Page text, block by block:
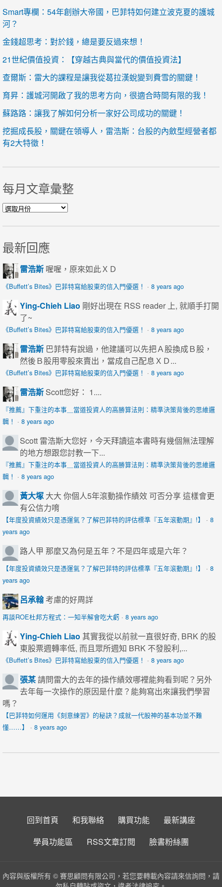
Smart專欄：54年創辦大帝國，巴菲特如何建立波克夏的護城
河？
金錢超思考：對於錢，總是要反過來想！
21世紀價值投資：【穿越古典與當代的價值投資法】
查爾斯：雷大的課程是讓我從葛拉漢蛻變到費雪的關鍵！
育昇：護城河開啟了我的思考方向，很適合時間有限的我！
蘇路路：讓我了解如何分析一家好公司成功的關鍵！
挖掘成長股，關鍵在領導人，雷浩斯：台股的內斂型經營者都
有2大特徵！
每月文章彙整
每月文章彙整
最新回應
雷浩斯 喔喔，原來如此ＸＤ
《Buffett’s Bites》巴菲特寫給股東的信入門優選！ · 8 years ago
Ying-Chieh Liao 剛好出現在 RSS reader 上, 就順手打開
了~
《Buffett’s Bites》巴菲特寫給股東的信入門優選！ · 8 years ago
雷浩斯 巴菲特有說過，他建議可以先把Ａ股換成Ｂ股，
然後Ｂ股用零股來賣出，當成自己配息ＸＤ...
《Buffett’s Bites》巴菲特寫給股東的信入門優選！ · 8 years ago
雷浩斯 Scott您好： 1....
『推薦』下重注的本事＿當道投資人的高勝算法則：精準決策背後的思維邏
輯！ · 8 years ago
Scott 雷浩斯大您好，今天拜讀這本書時有幾個無法理解
的地方想跟您討教一下...
『推薦』下重注的本事＿當道投資人的高勝算法則：精準決策背後的思維邏
輯！ · 8 years ago
黃大塚 大大 你個人5年滾動操作績效 可否分享 這樣會更
有公信力唷
【年度投資績效只是憑運氣？了解巴菲特的評估標準『五年滾動期』!】 · 8
years ago
路人甲 那麼又為何是五年？不是四年或是六年？
【年度投資績效只是憑運氣？了解巴菲特的評估標準『五年滾動期』!】 · 8
years ago
呂承翰考慮的好周詳
再談ROE杜邦方程式：一知半解會吃大虧 · 8 years ago
Ying-Chieh Liao 其實我從以前就一直很好奇, BRK 的股
東股票週轉率低, 而且眾所週知 BRK 不發股利,...
《Buffett’s Bites》巴菲特寫給股東的信入門優選！ · 8 years ago
張某請問雷大的去年的操作績效哪裡能夠看到呢？另外
去年每一次操作的原因是什麼？能夠寫出來讓我們學習
嗎？
【巴菲特如何運用《刻意練習》的秘訣？成就一代股神的基本功並不難
懂……】
· 8 years ago
回到首頁 和我聯絡 購買功能
最新講座
學員功能區
RSS文章訂閱 臉書粉絲團
內容與版權所有 © 賽思顧問有限公司，若您要轉載內容請來信詢問，請